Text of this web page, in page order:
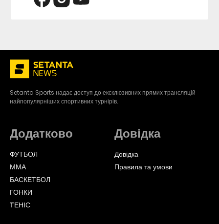
Setanta Sports надає доступ до ексклюзивних прямих трансляцій
найпопулярніших спортивних турнірів.
Додатково
ФУТБОЛ
ММА
БАСКЕТБОЛ
ГОНКИ
TЕНІС
Довідка
Довідка
Правила та умови